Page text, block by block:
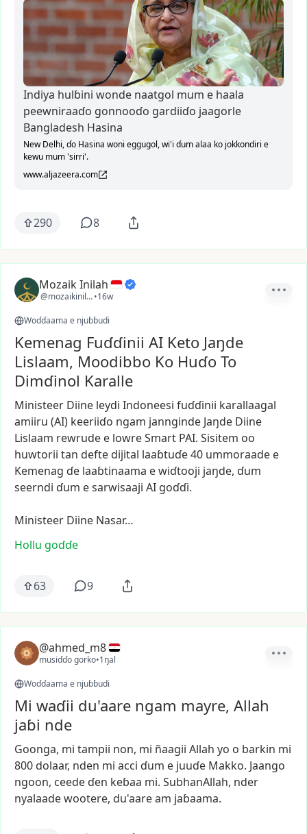
Indiya hulɓini wonde naatgol mum e haala
peewniraaɗo gonnooɗo gardiiɗo jaagorle
Bangladesh Hasina
New Delhi, ɗo Hasina woni eggugol, wi'i ɗum alaa ko jokkondiri e
kewu mum 'sirri'.
www.aljazeera.com
290 8
Mozaik Inilah
@mozaikinilah•16w
Woɗɗaama e njuɓɓudi
Kemenag Fuɗɗinii AI Keto Jaŋde
Lislaam, Moodibbo Ko Huɗo To
Dimɗinol Karalle
Ministeer Diine leydi Indoneesi fuɗɗinii karallaagal
amiiru (AI) keeriiɗo ngam jannginde Jaŋde Diine
Lislaam rewrude e lowreSmart PAI. Sisitem oo
huwtorii tan defte dijital laaɓtuɗe40 ummoraade e
Kemenag ɗe laaɓtinaama ewiɗtooji jaŋde, ɗum
seerndi ɗum esarwisaaji AI goɗɗi.
Ministeer Diine Nasar…
Hollu goɗɗe
63 9
@ahmed_m8
musiɗɗo gorko•1ŋal
Woɗɗaama e njuɓɓudi
Mi waɗii du'aare ngam mayre, Allah
jaɓi nde
Goonga, mi tampii non, mi ñaagii Allah yo o barkin mi
800 dolaar, nden mi acci ɗum e juuɗe Makko. Jaango
ngoon, ceede ɗen keɓaa mi. SubhanAllah, nder
nyalaadewootere, du'aaream jaɓaama.